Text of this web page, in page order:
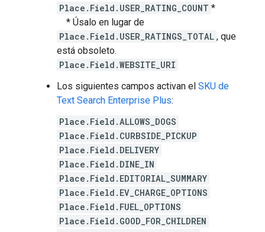
Place.Field.USER_RATING_COUNT *
* Úsalo en lugar de
Place.Field.USER_RATINGS_TOTAL , que
está obsoleto.
Place.Field.WEBSITE_URI
Los siguientes campos activan el SKU de
Text Search Enterprise Plus:
Place.Field.ALLOWS_DOGS
Place.Field.CURBSIDE_PICKUP
Place.Field.DELIVERY
Place.Field.DINE_IN
Place.Field.EDITORIAL_SUMMARY
Place.Field.EV_CHARGE_OPTIONS
Place.Field.FUEL_OPTIONS
Place.Field.GOOD_FOR_CHILDREN